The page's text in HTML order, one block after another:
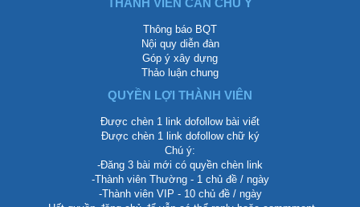
Thông báo BQT
Nội quy diễn đàn
Góp ý xây dựng
Thảo luận chung
QUYỀN LỢI THÀNH VIÊN
Được chèn 1 link dofollow bài viết
Được chèn 1 link dofollow chữ ký
Chú ý:
-Đăng 3 bài mới có quyền chèn link
-Thành viên Thường - 1 chủ đề / ngày
-Thành viên VIP - 10 chủ đề / ngày